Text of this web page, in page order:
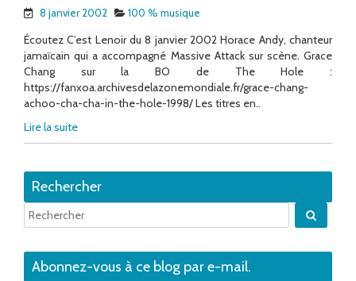
8 janvier 2002 100 % musique
Écoutez C’est Lenoir du 8 janvier 2002 Horace Andy, chanteur
jamaïcain qui a accompagné Massive Attack sur scène. Grace
Chang sur la BO de The Hole :
https://fanxoa.archivesdelazonemondiale.fr/grace-chang-
achoo-cha-cha-in-the-hole-1998/ Les titres en..
Lire la suite
Rechercher
Abonnez-vous à ce blog par e-mail.